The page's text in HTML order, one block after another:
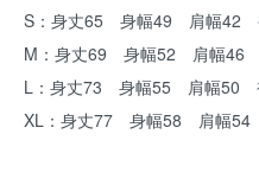
S：身丈65 身幅49 肩幅42
M：身丈69 身幅52 肩幅46
L：身丈73 身幅55 肩幅50
XL：身丈77 身幅58 肩幅